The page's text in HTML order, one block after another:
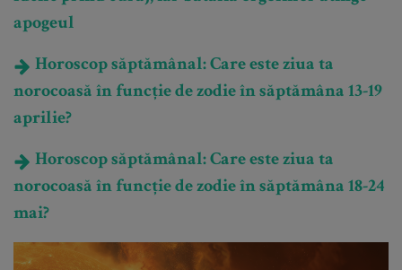
apogeul
Horoscop săptămânal: Care este ziua ta
norocoasă în funcție de zodie în săptămâna 13-19
aprilie?
Horoscop săptămânal: Care este ziua ta
norocoasă în funcție de zodie în săptămâna 18-24
mai?